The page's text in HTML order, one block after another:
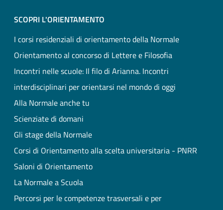
SCOPRI L'ORIENTAMENTO
I corsi residenziali di orientamento della Normale
Orientamento al concorso di Lettere e Filosofia
Incontri nelle scuole: Il filo di Arianna. Incontri
interdisciplinari per orientarsi nel mondo di oggi
Alla Normale anche tu
Scienziate di domani
Gli stage della Normale
Corsi di Orientamento alla scelta universitaria - PNRR
Saloni di Orientamento
La Normale a Scuola
Percorsi per le competenze trasversali e per